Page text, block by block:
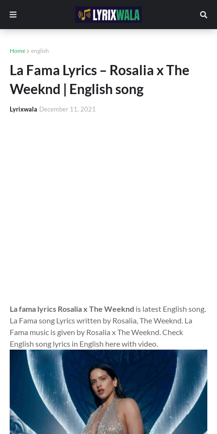
Home english
La Fama Lyrics – Rosalia x The
Weeknd | English song
Lyrixwala December 11, 2021
La fama lyrics Rosalia x The Weeknd is latest English song.
La Fama song Lyrics written by Rosalia, The Weeknd. La
Fama music is given by Rosalia x The Weeknd. Check
English song lyrics in English here with video.